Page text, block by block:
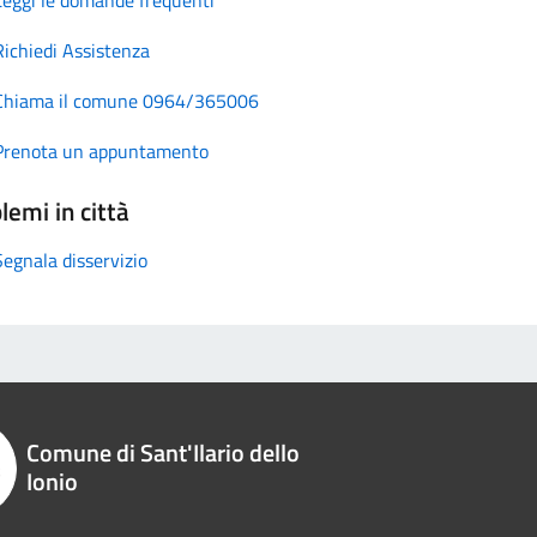
Assistenza
il comune 0964/365006
un appuntamento
in città
disservizio
Comune di Sant'Ilario dello
Ionio